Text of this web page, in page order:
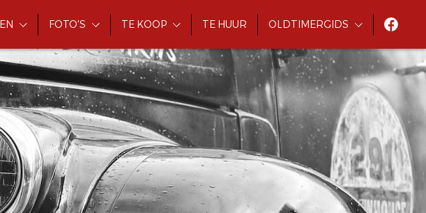
FOTO'S TE KOOP TE HUUR OLDTIMERGIDS